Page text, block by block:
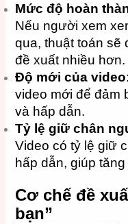
Mức độ hoàn
Nếu người xem
qua, thuật toán sẽ
đề xuất nhiều hơn.
Độ mới của video
video mới để đảm
và hấp dẫn.
Tỷ lệ giữ chân
Video có tỷ lệ giữ
hấp dẫn, giúp
Cơ chế đề
bạn”